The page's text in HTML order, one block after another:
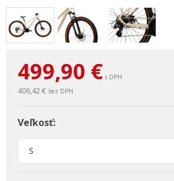
499,90 € s DPH
406,42 € bez DPH
Veľkosť:
S